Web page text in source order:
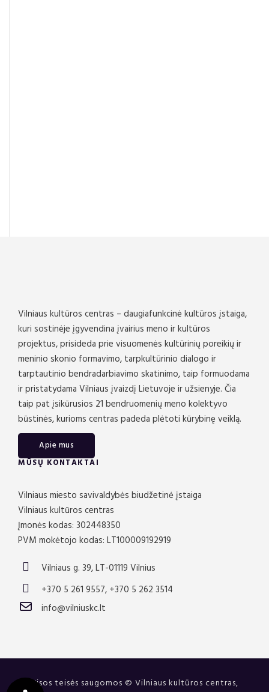
Vilniaus kultūros centras – daugiafunkcinė kultūros įstaiga,
kuri sostinėje įgyvendina įvairius meno ir kultūros
projektus, prisideda prie visuomenės kultūrinių poreikių ir
meninio skonio formavimo, tarpkultūrinio dialogo ir
tarptautinio bendradarbiavimo skatinimo, taip formuodama
ir pristatydama Vilniaus įvaizdį Lietuvoje ir užsienyje. Čia
taip pat įsikūrusios 21 bendruomenių meno kolektyvo
būstinės, kurioms centras padeda plėtoti kūrybinę veiklą.
Apie mus
MŪSŲ KONTAKTAI
Vilniaus miesto savivaldybės biudžetinė įstaiga
Vilniaus kultūros centras
Įmonės kodas: 302448350
PVM mokėtojo kodas: LT100009192919
Vilniaus g. 39, LT-01119 Vilnius
+370 5 261 9557, +370 5 262 3514
info@vilniuskc.lt
Visos teisės saugomos © Vilniaus kultūros centras,